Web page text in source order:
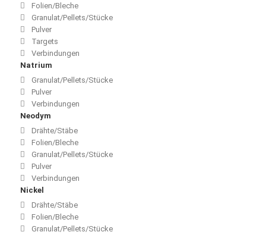
Folien/Bleche
Granulat/Pellets/Stücke
Pulver
Targets
Verbindungen
Natrium
Granulat/Pellets/Stücke
Pulver
Verbindungen
Neodym
Drähte/Stäbe
Folien/Bleche
Granulat/Pellets/Stücke
Pulver
Verbindungen
Nickel
Drähte/Stäbe
Folien/Bleche
Granulat/Pellets/Stücke